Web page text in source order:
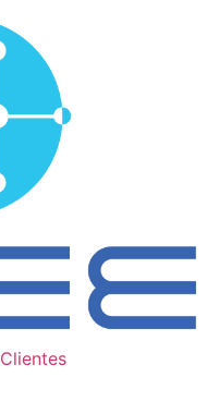
Clientes